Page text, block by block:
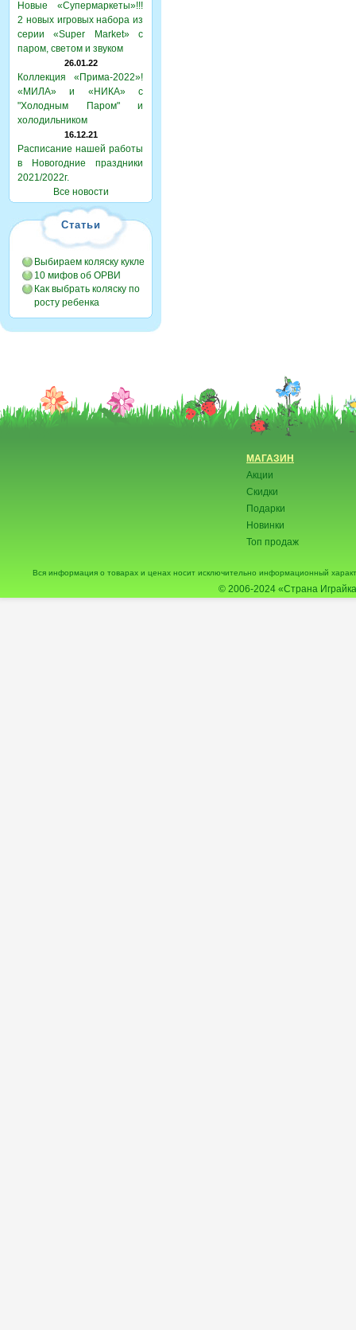
Новые «Супермаркеты»!!!
2 новых игровых набора из
серии «Super Market» с
паром, светом и звуком
26.01.22
Коллекция «Прима-2022»!
«МИЛА» и «НИКА» с
"Холодным Паром" и
холодильником
16.12.21
Расписание нашей работы
в Новогодние праздники
2021/2022г.
Все новости
Статьи
Выбираем коляску кукле
10 мифов об ОРВИ
Как выбрать коляску по
росту ребенка
МАГАЗИН
Акции
Скидки
Подарки
Новинки
Топ продаж
Вся информация о товарах и ценах носит исключительно информационный
© 2006-2024 «Страна